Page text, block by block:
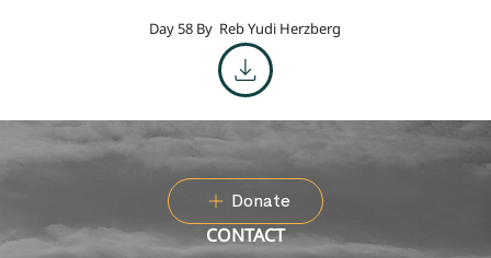
Day 58 By Reb Yudi Herzberg
Donate
CONTACT